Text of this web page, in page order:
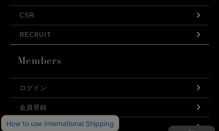
CSR
RECRUIT
ログイン
会員登録
利用規約